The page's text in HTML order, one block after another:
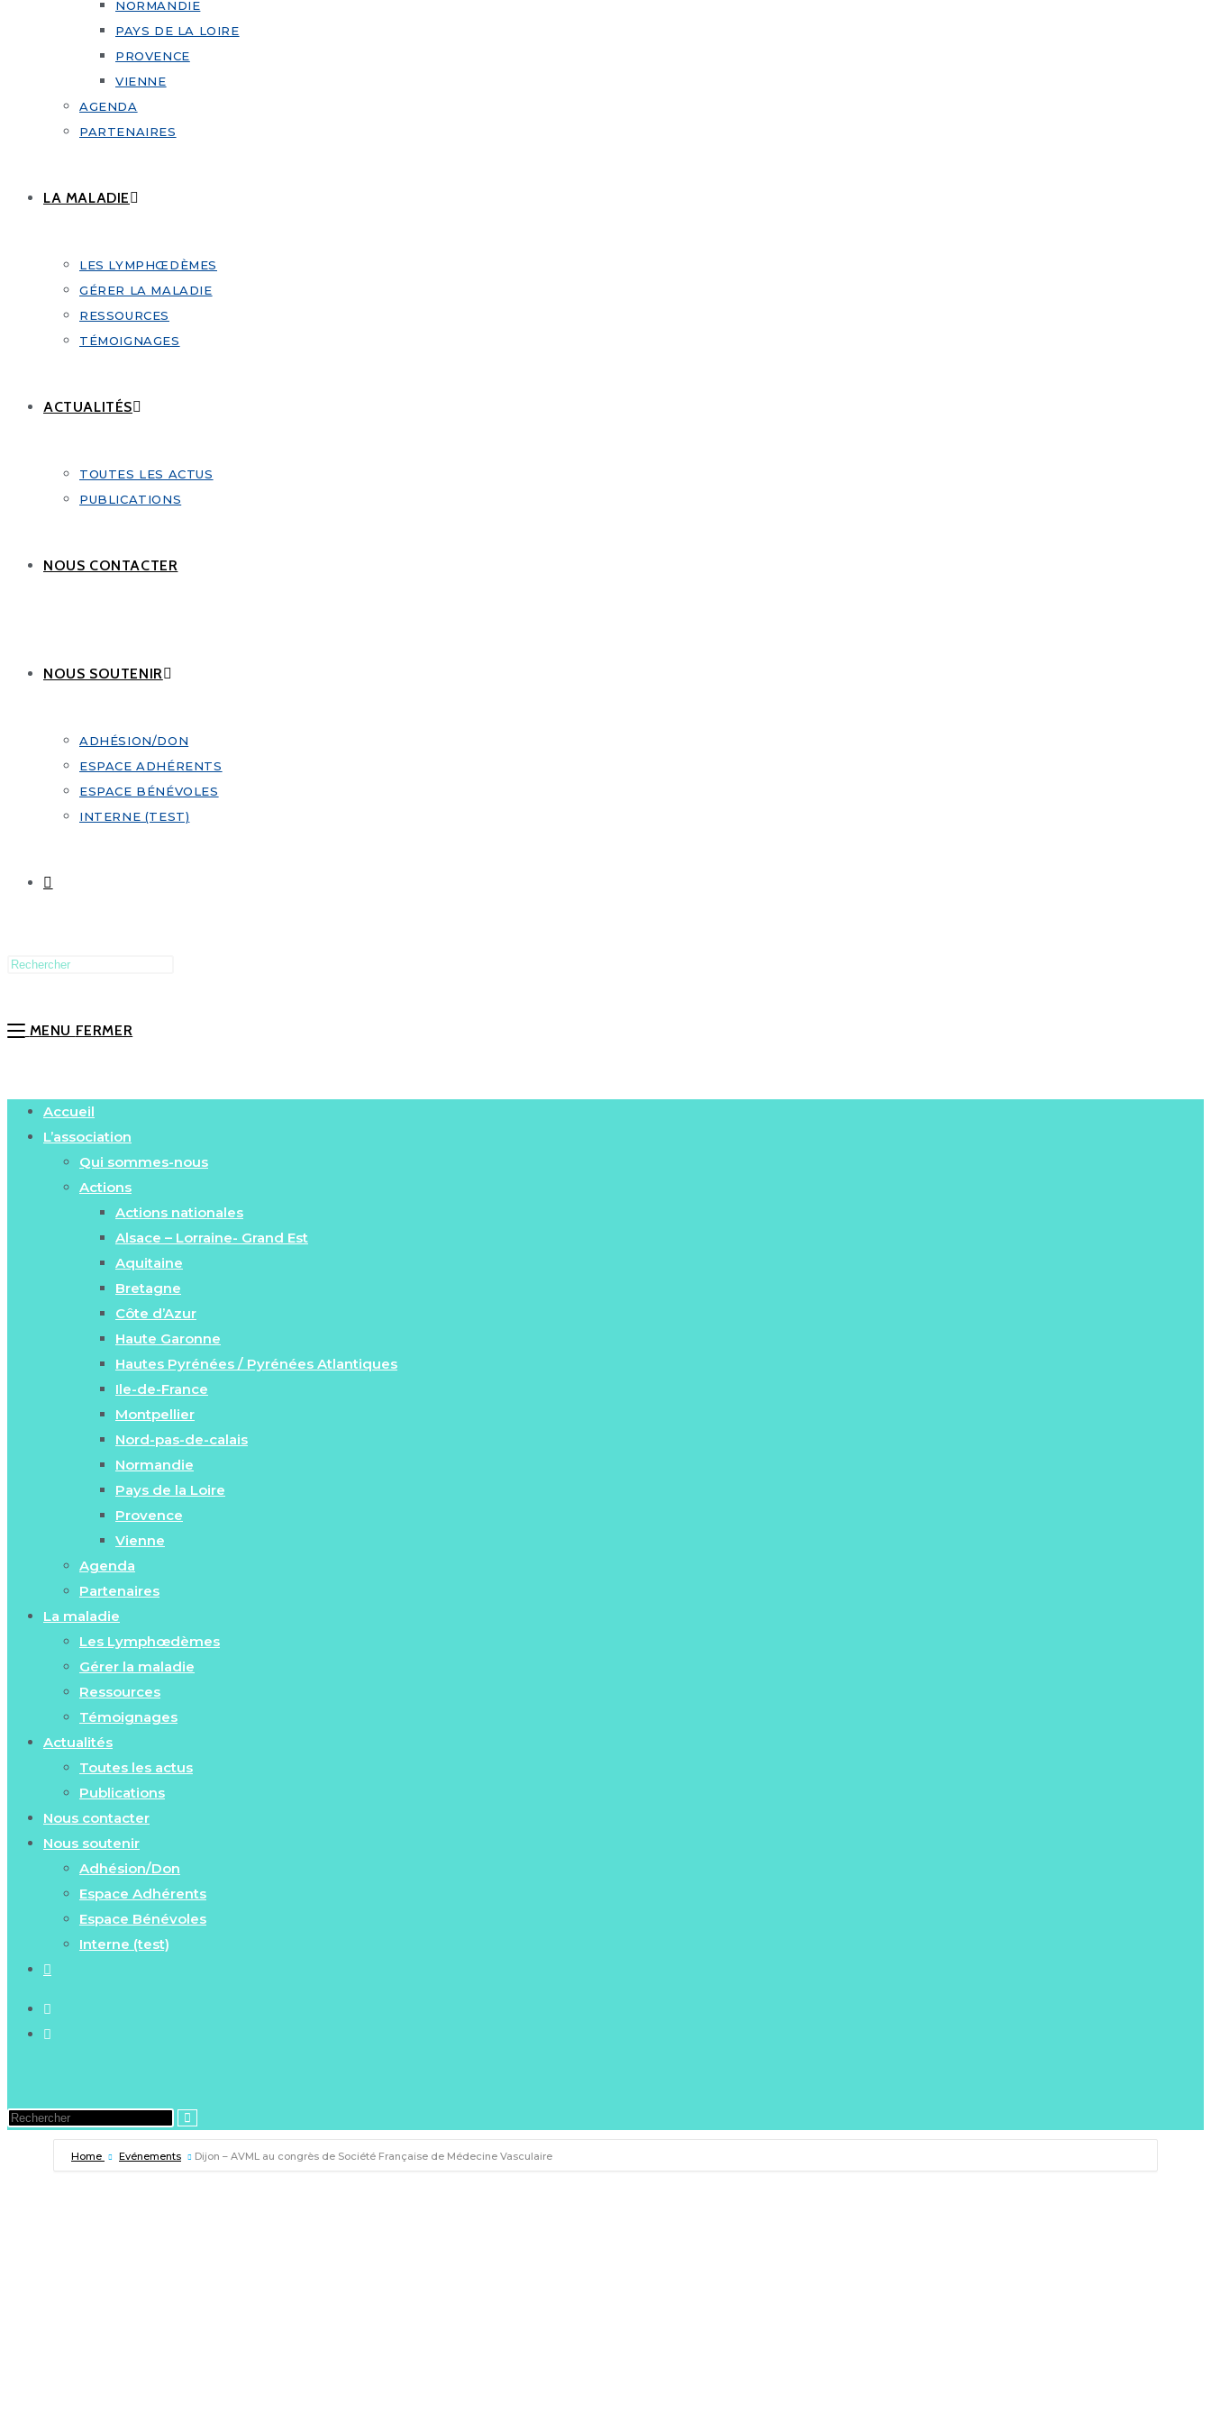
NORMANDIE
PAYS DE LA LOIRE
PROVENCE
VIENNE
AGENDA
PARTENAIRES
LA MALADIE
LES LYMPHŒDÈMES
GÉRER LA MALADIE
RESSOURCES
TÉMOIGNAGES
ACTUALITÉS
TOUTES LES ACTUS
PUBLICATIONS
NOUS CONTACTER
NOUS SOUTENIR
ADHÉSION/DON
ESPACE ADHÉRENTS
ESPACE BÉNÉVOLES
INTERNE (TEST)
MENU FERMER
Accueil
L’association
Qui sommes-nous
Actions
Actions nationales
Alsace – Lorraine- Grand Est
Aquitaine
Bretagne
Côte d’Azur
Haute Garonne
Hautes Pyrénées / Pyrénées Atlantiques
Ile-de-France
Montpellier
Nord-pas-de-calais
Normandie
Pays de la Loire
Provence
Vienne
Agenda
Partenaires
La maladie
Les Lymphœdèmes
Gérer la maladie
Ressources
Témoignages
Actualités
Toutes les actus
Publications
Nous contacter
Nous soutenir
Adhésion/Don
Espace Adhérents
Espace Bénévoles
Interne (test)
Home Evénements Dijon – AVML au congrès de Société Française de Médecine Vasculaire